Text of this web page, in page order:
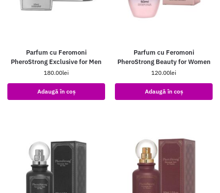
Parfum cu Feromoni
PheroStrong Exclusive for Men
180.00lei
Adaugă în coș
Parfum cu Feromoni
PheroStrong Beauty for Women
120.00lei
Adaugă în coș